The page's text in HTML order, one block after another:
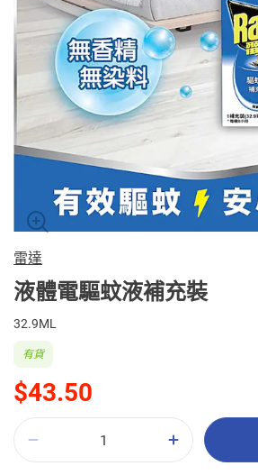
雷達
液體電驅蚊液補充裝
32.9ML
$43.50
有貨